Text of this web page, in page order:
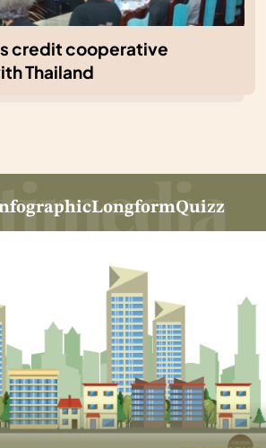
credit cooperative
Thailand
LongformQuizz